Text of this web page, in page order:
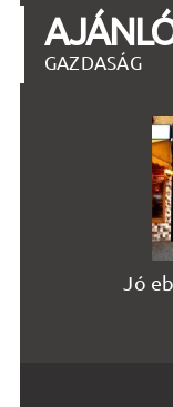
GAZDASÁG
Jó